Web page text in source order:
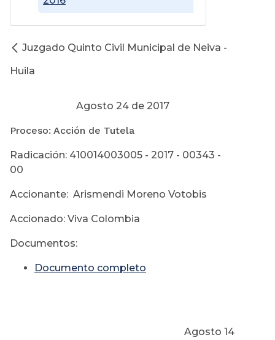
Juzgado Quinto Civil Municipal de Neiva -
Huila
Agosto 24 de 2017
Proceso: Acción de Tutela
Radicación: 410014003005 - 2017 - 00343 -
00
Accionante: Arismendi Moreno Votobis
Accionado: Viva Colombia
Documentos:
Documento completo
Agosto 14